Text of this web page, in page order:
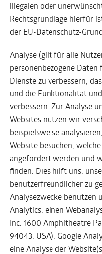
illegalen oder
Rechtsgrundlage hierfür
der EU-Datenschutz-
Analyse (gilt für alle
personenbezogene Daten
Dienste zu verbessern,
und die Funktionalität
verbessern. Zur Analyse
Websites nutzen wir
beispielsweise
Website besuchen,
angefordert werden und
finden. Dies hilft uns,
benutzerfreundlicher zu
Analysezwecke benutzen
Analytics, einen
Inc. 1600 Amphitheatre
94043, USA). Google
eine Analyse der